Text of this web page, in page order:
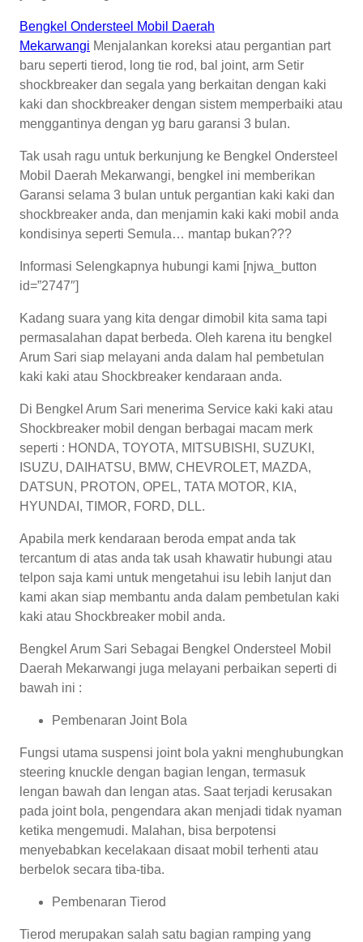
Bengkel Ondersteel Mobil Daerah
Mekarwangi Menjalankan koreksi atau pergantian part
baru seperti tierod, long tie rod, bal joint, arm Setir
shockbreaker dan segala yang berkaitan dengan kaki
kaki dan shockbreaker dengan sistem memperbaiki atau
menggantinya dengan yg baru garansi 3 bulan.
Tak usah ragu untuk berkunjung ke Bengkel Ondersteel
Mobil Daerah Mekarwangi, bengkel ini memberikan
Garansi selama 3 bulan untuk pergantian kaki kaki dan
shockbreaker anda, dan menjamin kaki kaki mobil anda
kondisinya seperti Semula… mantap bukan???
Informasi Selengkapnya hubungi kami [njwa_button
id=”2747″]
Kadang suara yang kita dengar dimobil kita sama tapi
permasalahan dapat berbeda. Oleh karena itu bengkel
Arum Sari siap melayani anda dalam hal pembetulan
kaki kaki atau Shockbreaker kendaraan anda.
Di Bengkel Arum Sari menerima Service kaki kaki atau
Shockbreaker mobil dengan berbagai macam merk
seperti : HONDA, TOYOTA, MITSUBISHI, SUZUKI,
ISUZU, DAIHATSU, BMW, CHEVROLET, MAZDA,
DATSUN, PROTON, OPEL, TATA MOTOR, KIA,
HYUNDAI, TIMOR, FORD, DLL.
Apabila merk kendaraan beroda empat anda tak
tercantum di atas anda tak usah khawatir hubungi atau
telpon saja kami untuk mengetahui isu lebih lanjut dan
kami akan siap membantu anda dalam pembetulan kaki
kaki atau Shockbreaker mobil anda.
Bengkel Arum Sari Sebagai Bengkel Ondersteel Mobil
Daerah Mekarwangi juga melayani perbaikan seperti di
bawah ini :
Pembenaran Joint Bola
Fungsi utama suspensi joint bola yakni menghubungkan
steering knuckle dengan bagian lengan, termasuk
lengan bawah dan lengan atas. Saat terjadi kerusakan
pada joint bola, pengendara akan menjadi tidak nyaman
ketika mengemudi. Malahan, bisa berpotensi
menyebabkan kecelakaan disaat mobil terhenti atau
berbelok secara tiba-tiba.
Pembenaran Tierod
Tierod merupakan salah satu bagian ramping yang